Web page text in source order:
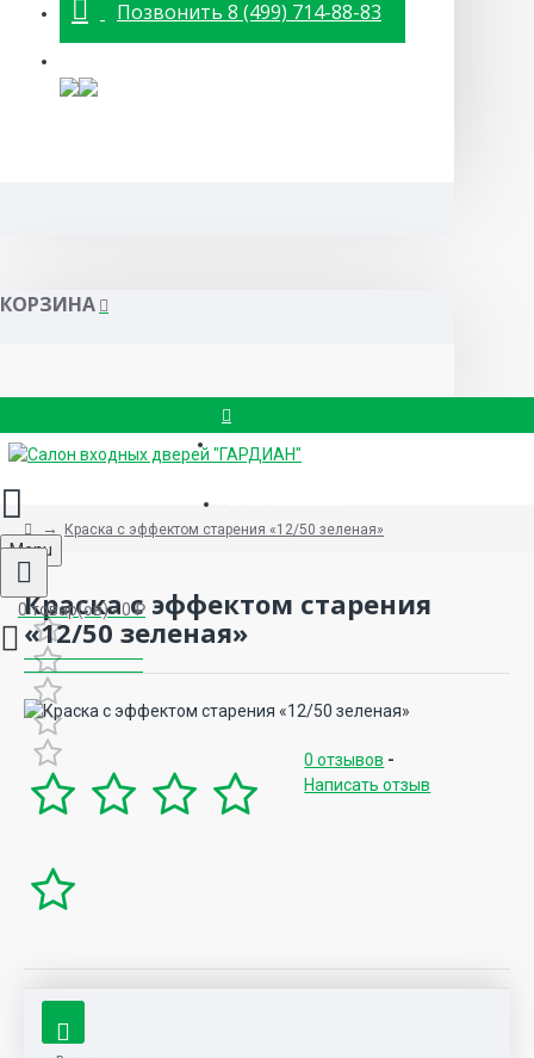
Позвонить 8 (499) 714-88-83
КОРЗИНА
Menu
0 товар(ов) - 0 ₽
Краска с эффектом старения «12/50 зеленая»
Краска с эффектом старения
«12/50 зеленая»
0 отзывов -
Написать отзыв